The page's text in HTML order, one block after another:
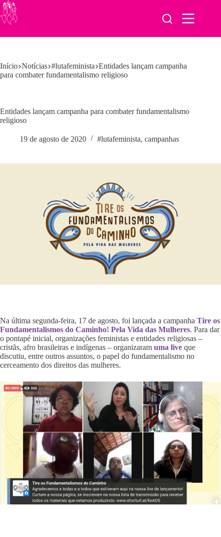
Pular
para
o
Início Notícias #lutafeminista Entidades lançam campanha
para combater fundamentalismo religioso
Entidades lançam campanha para combater fundamentalismo
religioso
19 de agosto de 2020 #lutafeminista, campanhas
Na última segunda-feira, 17 de agosto, foi lançada a campanha Tire os
Fundamentalismos do Caminho! Pela Vida das Mulheres. Para dar
o pontapé inicial, organizações feministas e entidades religiosas –
cristãs, afro brasileiras e indígenas – organizaram uma live que
discutiu, entre outros assuntos, o papel do fundamentalismo no
cerceamento dos direitos das mulheres.